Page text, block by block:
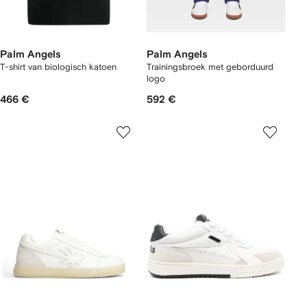
Palm Angels
T-shirt van biologisch katoen
466 €
Palm Angels
Trainingsbroek met geborduurd
logo
592 €